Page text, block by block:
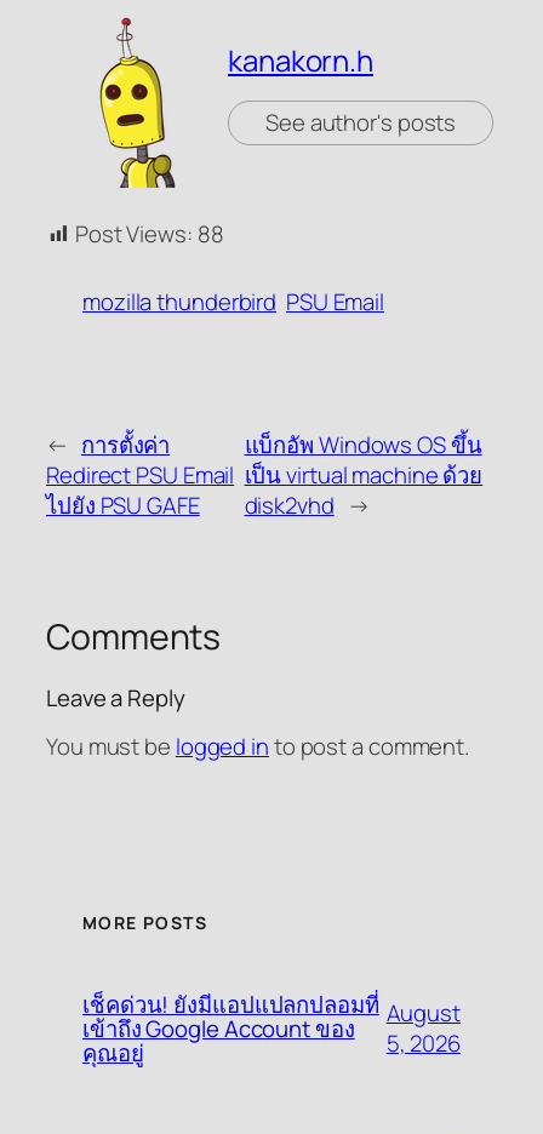
kanakorn.h
See author's posts
Post Views: 88
mozilla thunderbird PSU Email
← การตั้งค่า
Redirect PSU Email
ไปยัง PSU GAFE
แบ็กอัพ Windows OS ขึ้น
เป็น virtual machine ด้วย
disk2vhd →
Comments
Leave a Reply
You must be logged into post a comment.
MORE POSTS
เช็คด่วน! ยังมีแอปแปลกปลอมที่
เข้าถึง Google Account ของ
คุณอยู่
August
5, 2026